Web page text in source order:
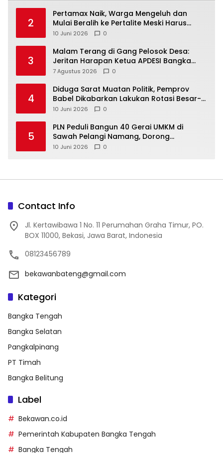
2
‎Pertamax Naik, Warga Mengeluh dan
Mulai Beralih ke Pertalite Meski Harus
10 Juni 2026 0
3
Malam Terang di Gang Pelosok Desa:
Jeritan Harapan Ketua APDESI Bangka
Tengah untuk PLN Babel
7 Agustus 2026 0
4
‎Diduga Sarat Muatan Politik, Pemprov
Babel Dikabarkan Lakukan Rotasi Besar-
10 Juni 2026 0
5
‎PLN Peduli Bangun 40 Gerai UMKM di
Sawah Pelangi Namang, Dorong
10 Juni 2026 0
Contact Info
Jl. Kertawibawa 1 No. 11 Perumahan Graha Timur, PO.
BOX 11000, Bekasi, Jawa Barat, Indonesia
08123456789
bekawanbateng@gmail.com
Kategori
Bangka Tengah
Bangka Selatan
Pangkalpinang
PT Timah
Bangka Belitung
Label
Bekawan.co.id
Pemerintah Kabupaten Bangka Tengah
Bangka Tengah